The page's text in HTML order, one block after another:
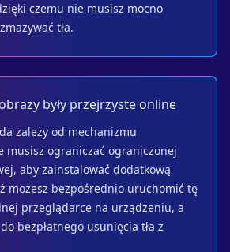
czemu nie musisz mocno
tła.
były przejrzyste online
zależy od mechanizmu
musisz ograniczać ograniczonej
aby zainstalować dodatkową
możesz bezpośrednio uruchomić tę
przeglądarce na urządzeniu, a
bezpłatnego usunięcia tła z